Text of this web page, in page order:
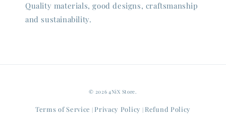
Quality materials, good designs, craftsmanship
and sustainability.
© 2026 4NiX Store.
Terms of Service Privacy Policy Refund Policy